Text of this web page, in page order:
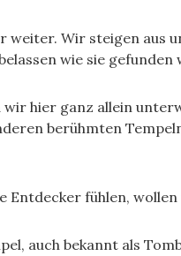
weiter. Wir steigen aus
wie sie gefunden
hier ganz allein
berühmten
Entdecker fühlen,
auch bekannt als